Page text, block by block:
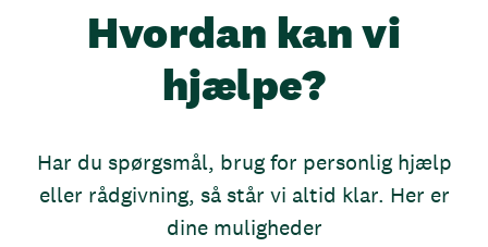
Hvordan kan vi
hjælpe?
Har du spørgsmål, brug for personlig hjælp
eller rådgivning, så står vi altid klar. Her er
dine muligheder